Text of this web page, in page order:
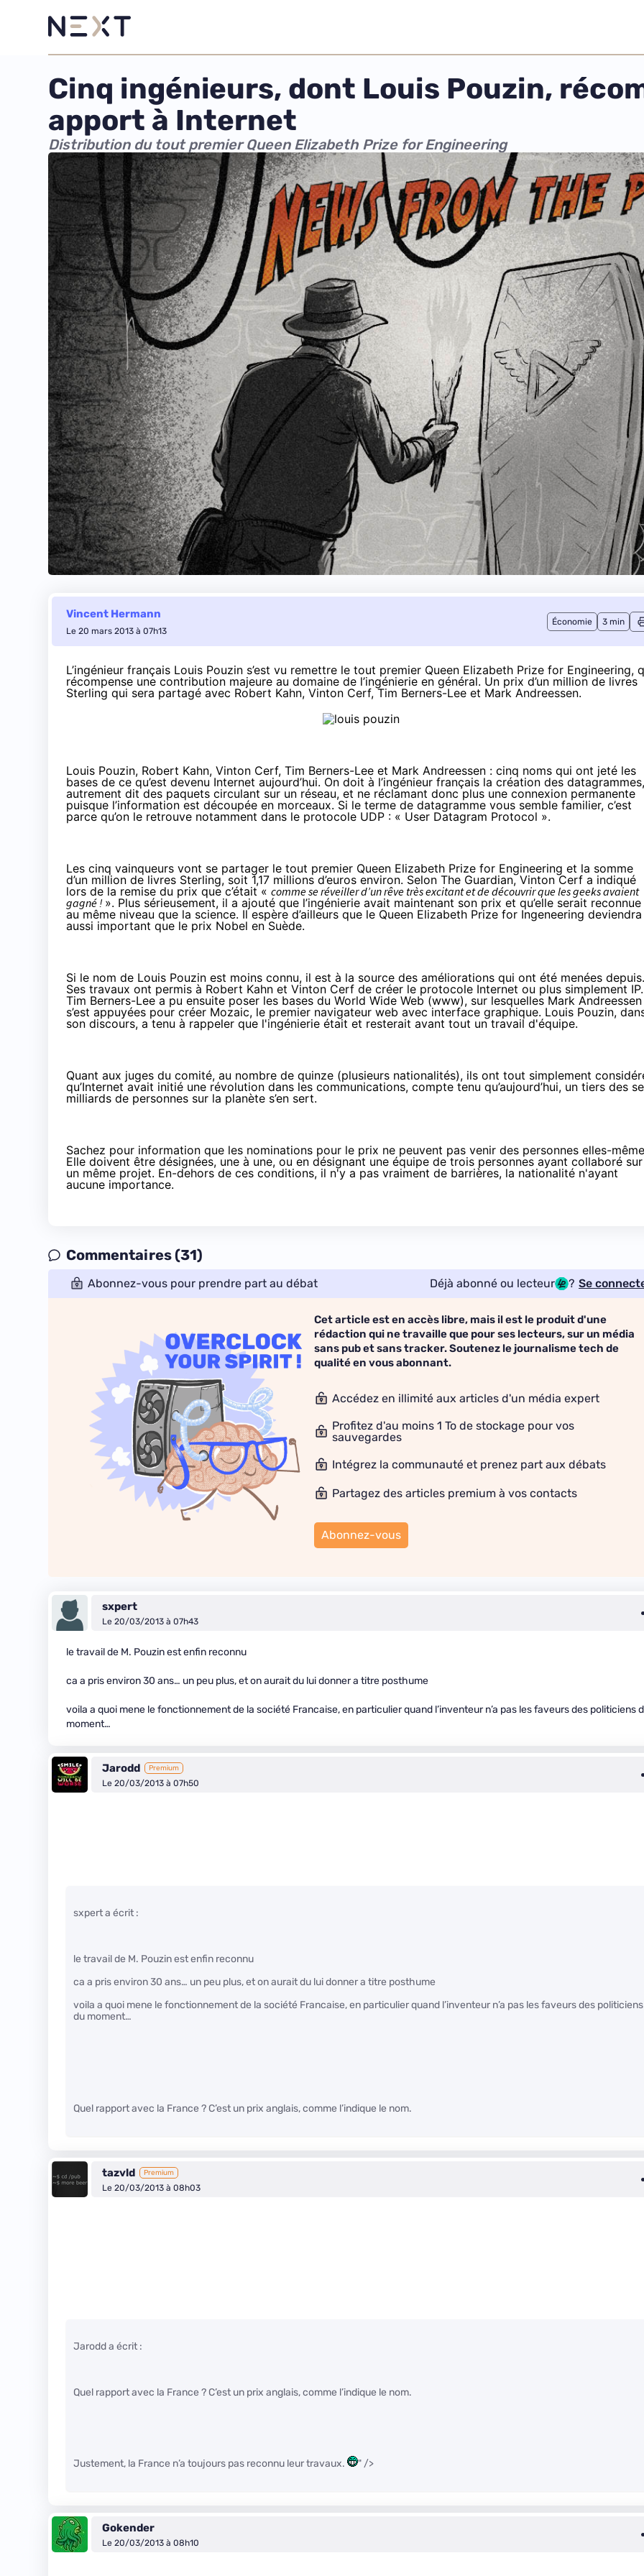
Cinq ingénieurs, dont Louis Pouzin,
apport à Internet
Distribution du tout premier Queen Elizabeth Prize for Engineering
Vincent Hermann
Le 20 mars 2013 à 07h13
Économie 3 min
L’ingénieur français Louis Pouzin s’est vu remettre le tout premier Queen Elizabeth Prize for Engineering,
récompense une contribution majeure au domaine de l’ingénierie en général. Un prix d’un million de livres
Sterling qui sera partagé avec Robert Kahn, Vinton Cerf, Tim Berners-Lee et Mark Andreessen.
Louis Pouzin, Robert Kahn, Vinton Cerf, Tim Berners-Lee et Mark Andreessen : cinq noms qui ont jeté les
bases de ce qu’est devenu Internet aujourd’hui. On doit à l’ingénieur français la création des datagrammes,
autrement dit des paquets circulant sur un réseau, et ne réclamant donc plus une connexion permanente
puisque l’information est découpée en morceaux. Si le terme de datagramme vous semble familier, c’est
parce qu’on le retrouve notamment dans le protocole UDP : « User Datagram Protocol ».
Les cinq vainqueurs vont se partager le tout premier Queen Elizabeth Prize for Engineering et la somme
d’un million de livres Sterling, soit 1,17 millions d’euros environ. Selon The Guardian, Vinton Cerf a indiqué
lors de la remise du prix que c’était « comme se réveiller d’un rêve très excitant et de découvrir que les geeks avaient
gagné ! ». Plus sérieusement, il a ajouté que l’ingénierie avait maintenant son prix et qu’elle serait reconnue
au même niveau que la science. Il espère d’ailleurs que le Queen Elizabeth Prize for Ingeneering deviendra
aussi important que le prix Nobel en Suède.
Si le nom de Louis Pouzin est moins connu, il est à la source des améliorations qui ont été menées depuis.
Ses travaux ont permis à Robert Kahn et Vinton Cerf de créer le protocole Internet ou plus simplement IP.
Tim Berners-Lee a pu ensuite poser les bases du World Wide Web (www), sur lesquelles Mark Andreessen
s’est appuyées pour créer Mozaic, le premier navigateur web avec interface graphique. Louis Pouzin,
son discours, a tenu à rappeler que l'ingénierie était et resterait avant tout un travail d'équipe.
Quant aux juges du comité, au nombre de quinze (plusieurs nationalités), ils ont tout simplement
qu’Internet avait initié une révolution dans les communications, compte tenu qu’aujourd’hui, un tiers des
milliards de personnes sur la planète s’en sert.
Sachez pour information que les nominations pour le prix ne peuvent pas venir des personnes elles-
Elle doivent être désignées, une à une, ou en désignant une équipe de trois personnes ayant collaboré sur
un même projet. En-dehors de ces conditions, il n'y a pas vraiment de barrières, la nationalité n'ayant
aucune importance.
Commentaires (31)
Abonnez-vous pour prendre part au débat Déjà abonné ou lecteur ? Se
Cet article est en accès libre, mais il est le produit d'une
rédaction qui ne travaille que pour ses lecteurs, sur un média
sans pub et sans tracker. Soutenez le journalisme tech de
qualité en vous abonnant.
Accédez en illimité aux articles d'un média expert
Profitez d'au moins 1 To de stockage pour vos
sauvegardes
Intégrez la communauté et prenez part aux débats
Partagez des articles premium à vos contacts
Abonnez-vous
sxpert
Le 20/03/2013 à 07h43
le travail de M. Pouzin est enfin reconnu
ca a pris environ 30 ans… un peu plus, et on aurait du lui donner a titre posthume
voila a quoi mene le fonctionnement de la société Francaise, en particulier quand l’inventeur n’a pas les faveurs des politiciens
moment…
Jarodd Premium
Le 20/03/2013 à 07h50
sxpert a écrit :
le travail de M. Pouzin est enfin reconnu
ca a pris environ 30 ans… un peu plus, et on aurait du lui donner a titre posthume
voila a quoi mene le fonctionnement de la société Francaise, en particulier quand l’inventeur n’a pas les faveurs des politiciens
du moment…
Quel rapport avec la France ? C’est un prix anglais, comme l’indique le nom.
tazvld Premium
Le 20/03/2013 à 08h03
Jarodd a écrit :
Quel rapport avec la France ? C’est un prix anglais, comme l’indique le nom.
Justement, la France n’a toujours pas reconnu leur travaux. " />
Gokender
Le 20/03/2013 à 08h10